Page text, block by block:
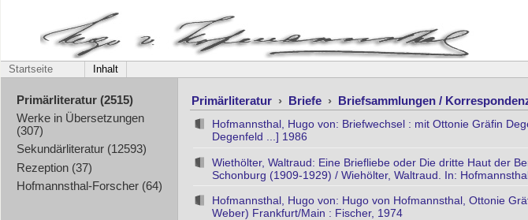
Startseite Inhalt
Primärliteratur (2515)
Werke in Übersetzungen
(307)
Sekundärliteratur (12593)
Rezeption (37)
Hofmannsthal-Forscher (64)
Primärliteratur › Briefe › Briefsammlungen /
Hofmannsthal, Hugo von: Briefwechsel : mit Ottonie Gräfin
Degenfeld ...] 1986
Wiethölter, Waltraud: Eine Briefliebe oder Die dritte Haut der
Schonburg (1909-1929) / Wiehölter, Waltraud. In:
Hofmannsthal, Hugo von: Hugo von Hofmannsthal, Ottonie
Weber) Frankfurt/Main : Fischer, 1974